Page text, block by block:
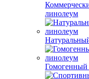
линолеум